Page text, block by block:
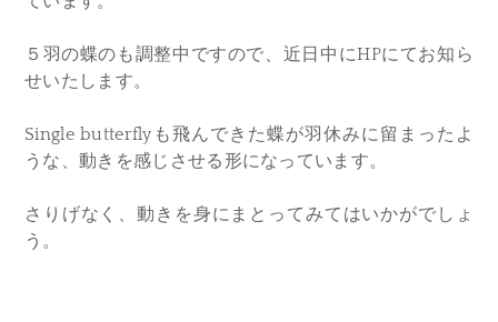
５羽の蝶のも調整中ですので、近日中にHPにてお知ら
せいたします。
Single butterflyも飛んできた蝶が羽休みに留まったよ
うな、動きを感じさせる形になっています。
さりげなく、動きを身にまとってみてはいかがでしょ
う。